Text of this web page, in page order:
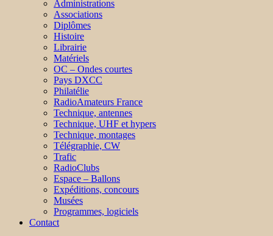
Administrations
Associations
Diplômes
Histoire
Librairie
Matériels
OC – Ondes courtes
Pays DXCC
Philatélie
RadioAmateurs France
Technique, antennes
Technique, UHF et hypers
Technique, montages
Télégraphie, CW
Trafic
RadioClubs
Espace – Ballons
Expéditions, concours
Musées
Programmes, logiciels
Contact